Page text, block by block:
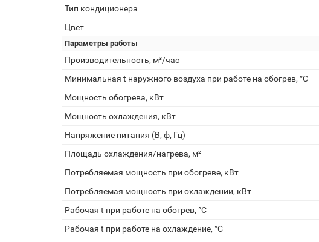
Тип кондиционера
Цвет
Параметры работы
Производительность, м³/час
Минимальная t наружного воздуха при работе на обогрев, °С
Мощность обогрева, кВт
Мощность охлаждения, кВт
Напряжение питания (В, ф, Гц)
Площадь охлаждения/нагрева, м²
Потребляемая мощность при обогреве, кВт
Потребляемая мощность при охлаждении, кВт
Рабочая t при работе на обогрев, °С
Рабочая t при работе на охлаждение, °С